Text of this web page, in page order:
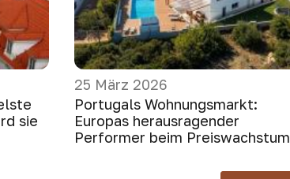
sie
25 März 2026
Portugals Wohnungsmarkt:
Europas herausragender
Performer beim Preiswachstum